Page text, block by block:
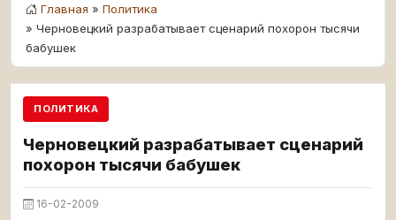
Главная » Политика
» Черновецкий разрабатывает сценарий похорон тысячи
бабушек
ПОЛИТИКА
Черновецкий разрабатывает сценарий
похорон тысячи бабушек
16-02-2009